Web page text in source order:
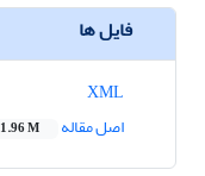
فایل ها
اصل مقاله
1.96 M